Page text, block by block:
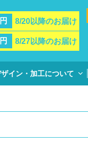
8/20以降のお届け
8/27以降のお届け
イン・加工について